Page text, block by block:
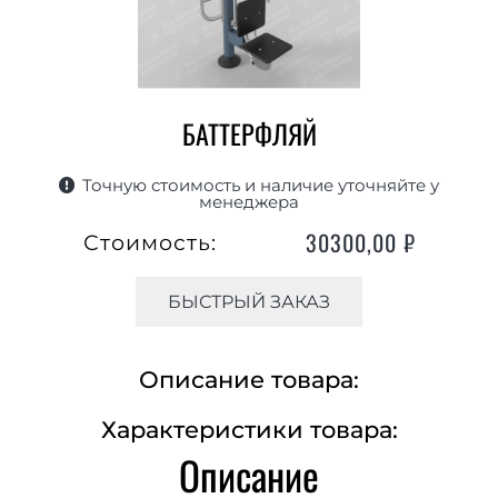
БАТТЕРФЛЯЙ
Точную стоимость и наличие уточняйте у
менеджера
Стоимость: 30300,00 ₽
БЫСТРЫЙ ЗАКАЗ
Описание товара:
Характеристики товара:
Описание